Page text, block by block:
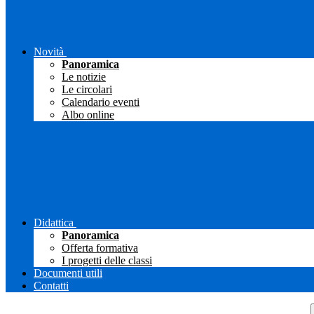
Novità
Panoramica
Le notizie
Le circolari
Calendario eventi
Albo online
Didattica
Panoramica
Offerta formativa
I progetti delle classi
Documenti utili
Contatti